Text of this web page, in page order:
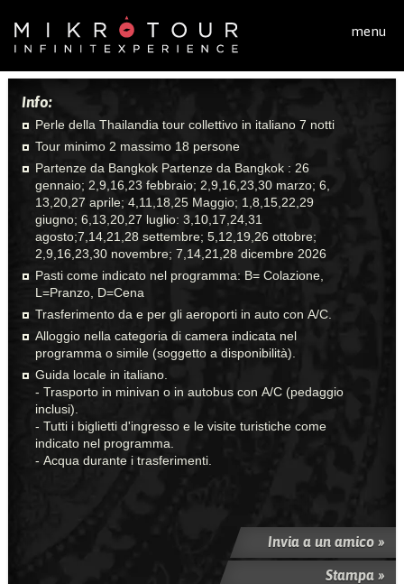
menu
Info:
Perle della Thailandia tour collettivo in italiano 7 notti
Tour minimo 2 massimo 18 persone
Partenze da Bangkok Partenze da Bangkok : 26
gennaio; 2,9,16,23 febbraio; 2,9,16,23,30 marzo; 6,
13,20,27 aprile; 4,11,18,25 Maggio; 1,8,15,22,29
giugno; 6,13,20,27 luglio: 3,10,17,24,31
agosto;7,14,21,28 settembre; 5,12,19,26 ottobre;
2,9,16,23,30 novembre; 7,14,21,28 dicembre 2026
Pasti come indicato nel programma: B= Colazione,
L=Pranzo, D=Cena
Trasferimento da e per gli aeroporti in auto con A/C.
Alloggio nella categoria di camera indicata nel
programma o simile (soggetto a disponibilità).
Guida locale in italiano.
- Trasporto in minivan o in autobus con A/C (pedaggio
inclusi).
- Tutti i biglietti d'ingresso e le visite turistiche come
indicato nel programma.
- Acqua durante i trasferimenti.
Invia a un amico »
Stampa »